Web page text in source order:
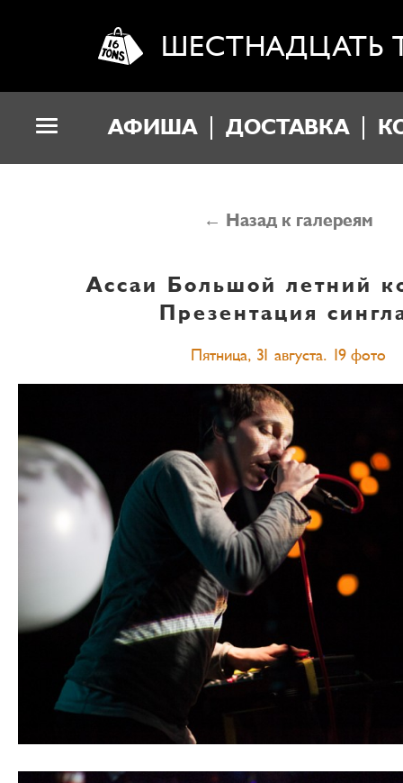
ШЕСТНАДЦАТЬ
АФИША ДОСТАВКА
← Назад к галереям
Ассаи Большой летний
Презентация
Пятница, 31 августа. 19 фото